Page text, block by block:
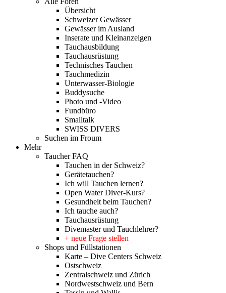
Übersicht
Schweizer Gewässer
Gewässer im Ausland
Inserate und Kleinanzeigen
Tauchausbildung
Tauchausrüstung
Technisches Tauchen
Tauchmedizin
Unterwasser-Biologie
Buddysuche
Photo und -Video
Fundbüro
Smalltalk
SWISS DIVERS
Suchen im Froum
Mehr
Taucher FAQ
Tauchen in der Schweiz?
Gerätetauchen?
Ich will Tauchen lernen?
Open Water Diver-Kurs?
Gesundheit beim Tauchen?
Ich tauche auch?
Tauchausrüstung
Divemaster und Tauchlehrer?
+ neue Frage stellen
Shops und Füllstationen
Karte – Dive Centers Schweiz
Ostschweiz
Zentralschweiz und Zürich
Nordwestschweiz und Bern